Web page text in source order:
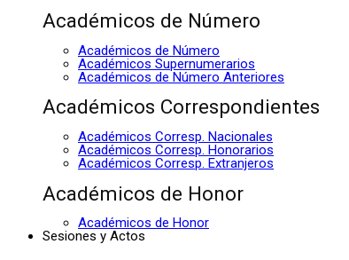
Académicos de Número
Académicos de Número
Académicos Supernumerarios
Académicos de Número Anteriores
Académicos Correspondientes
Académicos Corresp. Nacionales
Académicos Corresp. Honorarios
Académicos Corresp. Extranjeros
Académicos de Honor
Académicos de Honor
Sesiones y Actos